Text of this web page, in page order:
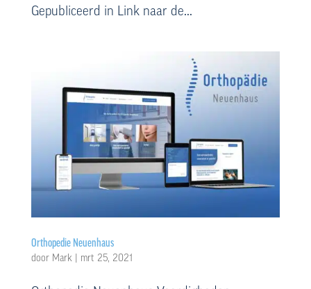
Gepubliceerd in Link naar de...
Orthopedie Neuenhaus
door Mark| mrt 25, 2021